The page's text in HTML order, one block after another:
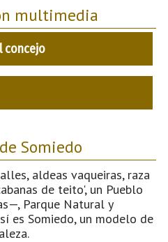
multimedia
concejo
Somiedo
aldeas vaqueiras, raza
de teito', un Pueblo
Parque Natural y
es Somiedo, un modelo de